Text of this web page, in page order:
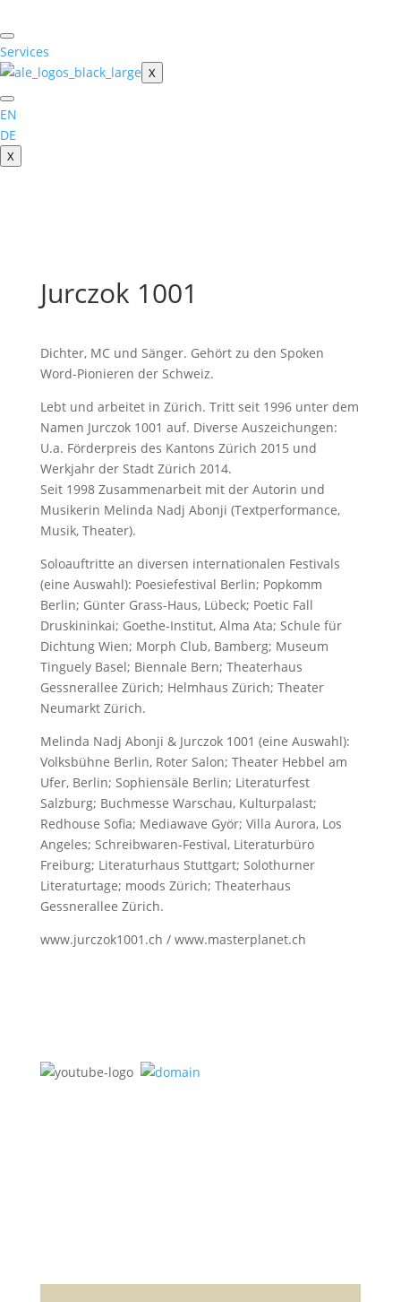
to
content
Services
X
EN
DE
X
Jurczok 1001
Dichter, MC und Sänger. Gehört zu den Spoken
Word-Pionieren der Schweiz.
Lebt und arbeitet in Zürich. Tritt seit 1996 unter dem
Namen Jurczok 1001 auf. Diverse Auszeichungen:
U.a. Förderpreis des Kantons Zürich 2015 und
Werkjahr der Stadt Zürich 2014.
Seit 1998 Zusammenarbeit mit der Autorin und
Musikerin Melinda Nadj Abonji (Textperformance,
Musik, Theater).
Soloauftritte an diversen internationalen Festivals
(eine Auswahl): Poesiefestival Berlin; Popkomm
Berlin; Günter Grass-Haus, Lübeck; Poetic Fall
Druskininkai; Goethe-Institut, Alma Ata; Schule für
Dichtung Wien; Morph Club, Bamberg; Museum
Tinguely Basel; Biennale Bern; Theaterhaus
Gessnerallee Zürich; Helmhaus Zürich; Theater
Neumarkt Zürich.
Melinda Nadj Abonji & Jurczok 1001 (eine Auswahl):
Volksbühne Berlin, Roter Salon; Theater Hebbel am
Ufer, Berlin; Sophiensäle Berlin; Literaturfest
Salzburg; Buchmesse Warschau, Kulturpalast;
Redhouse Sofia; Mediawave Györ; Villa Aurora, Los
Angeles; Schreibwaren-Festival, Literaturbüro
Freiburg; Literaturhaus Stuttgart; Solothurner
Literaturtage; moods Zürich; Theaterhaus
Gessnerallee Zürich.
www.jurczok1001.ch / www.masterplanet.ch